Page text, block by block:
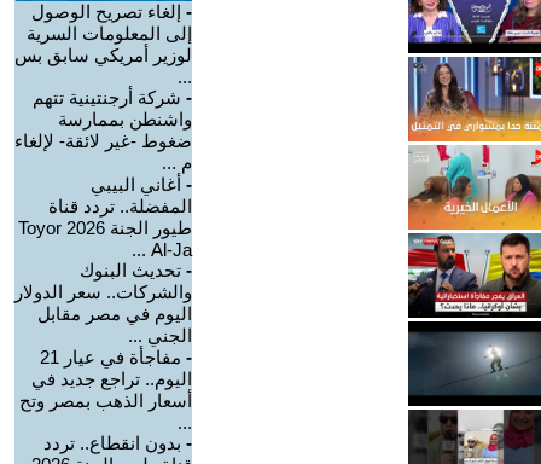
- إلغاء تصريح الوصول
إلى المعلومات السرية
لوزير أمريكي سابق بس
...
- شركة أرجنتينية تتهم
واشنطن بممارسة
ضغوط -غير لائقة- لإلغاء
م ...
- أغاني البيبي
المفضلة.. تردد قناة
طيور الجنة 2026 Toyor
Al-Ja ...
- تحديث البنوك
والشركات.. سعر الدولار
اليوم في مصر مقابل
الجني ...
-
مفاجأة في عيار 21
اليوم.. تراجع جديد في
أسعار الذهب بمصر وتح
...
- بدون انقطاع.. تردد